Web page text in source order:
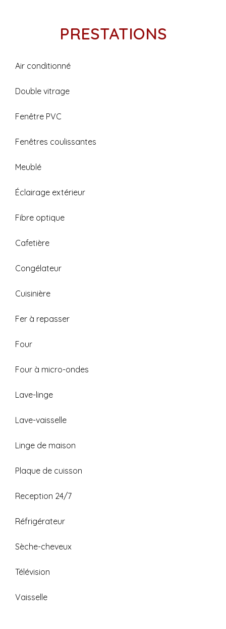
PRESTATIONS
Air conditionné
Double vitrage
Fenêtre PVC
Fenêtres coulissantes
Meublé
Éclairage extérieur
Fibre optique
Cafetière
Congélateur
Cuisinière
Fer à repasser
Four
Four à micro-ondes
Lave-linge
Lave-vaisselle
Linge de maison
Plaque de cuisson
Reception 24/7
Réfrigérateur
Sèche-cheveux
Télévision
Vaisselle